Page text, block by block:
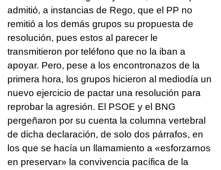
admitió, a instancias de Rego, que el PP no
remitió a los demás grupos su propuesta de
resolución, pues estos al parecer le
transmitieron por teléfono que no la iban a
apoyar. Pero, pese a los encontronazos de la
primera hora, los grupos hicieron al mediodía un
nuevo ejercicio de pactar una resolución para
reprobar la agresión. El PSOE y el BNG
pergeñaron por su cuenta la columna vertebral
de dicha declaración, de solo dos párrafos, en
los que se hacía un llamamiento a «esforzarnos
en preservar» la convivencia pacífica de la